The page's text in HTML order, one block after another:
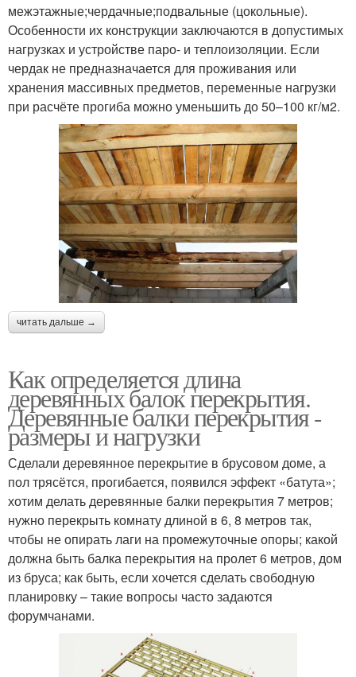
межэтажные;чердачные;подвальные (цокольные).
Особенности их конструкции заключаются в допустимых
нагрузках и устройстве паро- и теплоизоляции. Если
чердак не предназначается для проживания или
хранения массивных предметов, переменные нагрузки
при расчёте прогиба можно уменьшить до 50–100 кг/м2.
читать дальше →
Как определяется длина
деревянных балок перекрытия.
Деревянные балки перекрытия -
размеры и нагрузки
Сделали деревянное перекрытие в брусовом доме, а
пол трясётся, прогибается, появился эффект «батута»;
хотим делать деревянные балки перекрытия 7 метров;
нужно перекрыть комнату длиной в 6, 8 метров так,
чтобы не опирать лаги на промежуточные опоры; какой
должна быть балка перекрытия на пролет 6 метров, дом
из бруса; как быть, если хочется сделать свободную
планировку – такие вопросы часто задаются
форумчанами.